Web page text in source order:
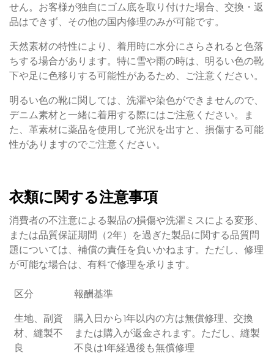
せん。お客様が独自にゴム底を取り付けた場合、交換・返
品はできず、その他の国内修理のみが可能です。
天然素材の特性により、着用時に水分にさらされると色落
ちする場合があります。特に雪や雨の時は、明るい色の靴
下や足に色移りする可能性があるため、ご注意ください。
明るい色の靴に関しては、洗濯や染色ができませんので、
デニム素材と一緒に着用する際にはご注意ください。ま
た、革素材に薬品を使用して光沢を出すと、損傷する可能
性がありますのでご注意ください。
衣類に関する注意事項
消費者の不注意による製品の損傷や洗濯ミスによる変形、
または品質保証期間（2年）を過ぎた製品に関する品質問
題については、補償の責任を負いかねます。ただし、修理
が可能な場合は、有料で修理を承ります。
区分 報酬基準
生地、副資
材、縫製不
良
購入日から1年以内の方は無償修理、交換
または購入が返金されます。ただし、縫製
不良は1年経過後も無償修理